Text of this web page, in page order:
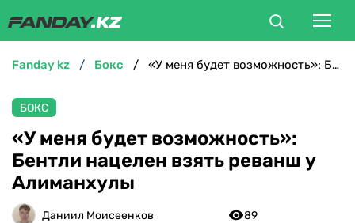
БОКС
ММА
ТЕННИС
fanday kz бокс «У меня будет возможность»: Бентли нацелен взять реванш у Алиманхулы
БОКС
«У меня будет возможность»:
Бентли нацелен взять реванш у
Алиманхулы
Даниил Моисеенков
89